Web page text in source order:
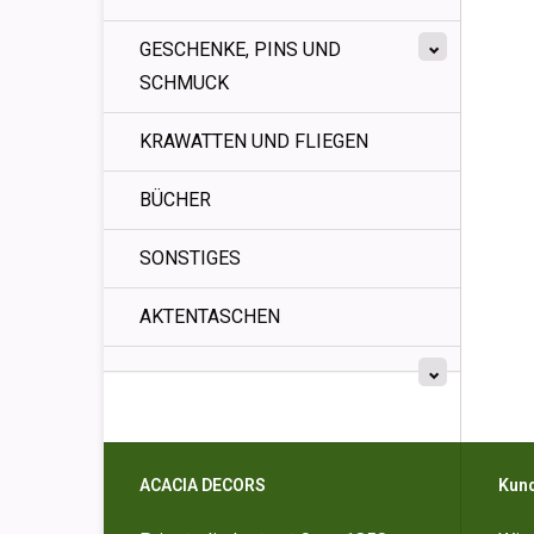
GESCHENKE, PINS UND
SCHMUCK
KRAWATTEN UND FLIEGEN
BÜCHER
SONSTIGES
AKTENTASCHEN
ACACIA DECORS